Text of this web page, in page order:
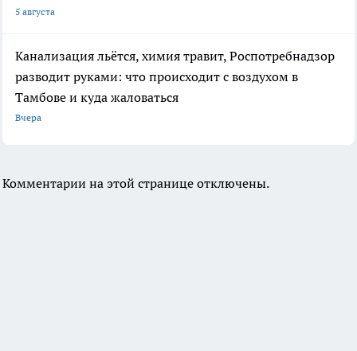
5 августа
Канализация льётся, химия травит, Роспотребнадзор
разводит руками: что происходит с воздухом в
Тамбове и куда жаловаться
Вчера
Комментарии на этой странице отключены.